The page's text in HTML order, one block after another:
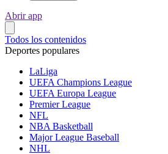
Abrir app
Todos los contenidos
Deportes populares
LaLiga
UEFA Champions League
UEFA Europa League
Premier League
NFL
NBA Basketball
Major League Baseball
NHL